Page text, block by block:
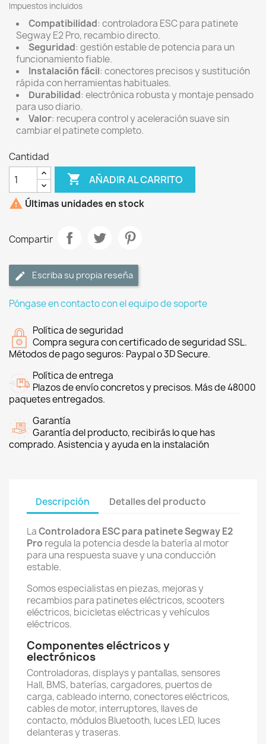
Impuestos incluidos
Compatibilidad: controladora ESC para patinete
Segway E2 Pro, recambio directo.
Seguridad: gestión estable de potencia para un
funcionamiento fiable.
Instalación fácil: conectores precisos y sustitución
rápida con herramientas habituales.
Durabilidad: electrónica robusta y montaje pensado
para uso diario.
Valor: recupera control y aceleración suave sin
cambiar el patinete completo.
Cantidad
 AÑADIR AL CARRITO
 Últimas unidades en stock
Compartir
Escriba su propia reseña
Póngase en contacto con el equipo de soporte
Política de seguridad
Compra segura con certificado de seguridad SSL.
Métodos de pago seguros: Paypal o 3D Secure.
Política de entrega
Plazos de envío concretos y precisos. Más de 48000
paquetes entregados.
Garantía
Garantía del producto, recibirás lo que has
comprado. Asistencia y ayuda en la instalación
Descripción Detalles del producto
LaControladora ESC para patinete Segway E2
Pro regula la potencia desde la batería al motor
para una respuesta suave y una conducción
estable.
Somos especialistas en piezas, mejoras y
recambios para patinetes eléctricos, scooters
eléctricos, bicicletas eléctricas y vehículos
eléctricos.
Componentes eléctricos y
electrónicos
Controladoras, displays y pantallas, sensores
Hall, BMS, baterías, cargadores, puertos de
carga, cableado interno, conectores eléctricos,
cables de motor, interruptores, llaves de
contacto, módulos Bluetooth, luces LED, luces
delanteras y traseras.